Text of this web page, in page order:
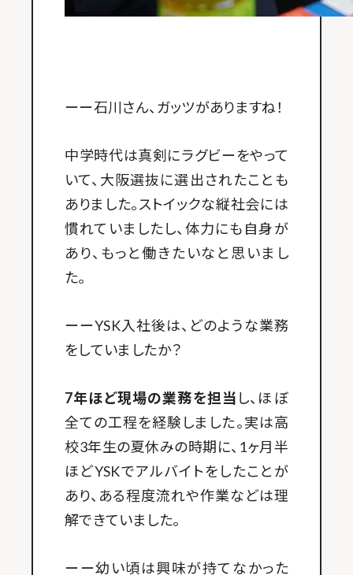
ーー石川さん、ガッツがありますね！
中学時代は真剣にラグビーをやって
いて、大阪選抜に選出されたことも
ありました。ストイックな縦社会には
慣れていましたし、体力にも自身が
あり、もっと働きたいなと思いまし
た。
ーーYSK入社後は、どのような業務
をしていましたか？
7年ほど現場の業務を担当 し、ほぼ
全ての工程を経験しました。実は高
校3年生の夏休みの時期に、1ヶ月半
ほどYSKでアルバイトをしたことが
あり、ある程度流れや作業などは理
解できていました。
ーー幼い頃は興味が持てなかった